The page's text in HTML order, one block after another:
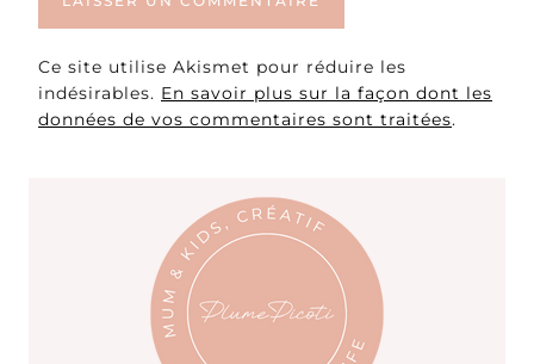
Ce site utilise Akismet pour réduire les
indésirables. En savoir plus sur la façon dont les
données de vos commentaires sont traitées.